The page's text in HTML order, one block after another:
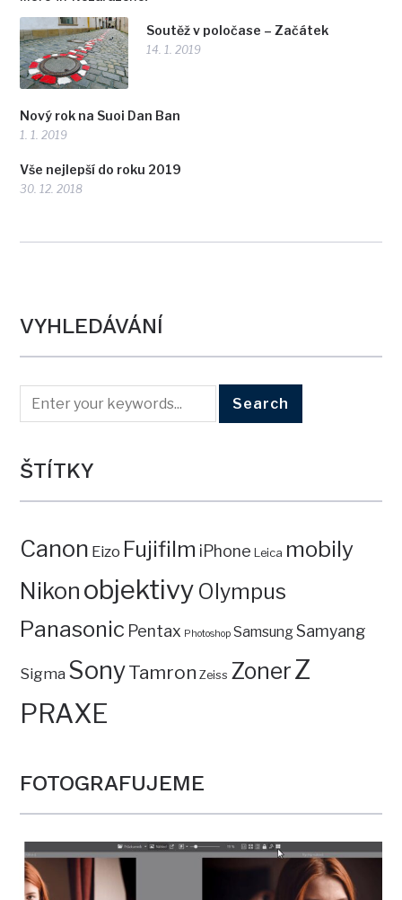
Soutěž v poločase – Začátek
14. 1. 2019
Nový rok na Suoi Dan Ban
1. 1. 2019
Vše nejlepší do roku 2019
30. 12. 2018
VYHLEDÁVÁNÍ
ŠTÍTKY
Canon Eizo Fujifilm iPhone Leica mobily
Nikon objektivy Olympus
Panasonic Pentax Photoshop SamsungSamyang
Sigma SonyTamron Zeiss ZonerZ
PRAXE
FOTOGRAFUJEME